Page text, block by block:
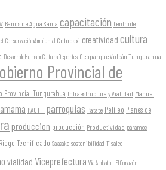
Baños de Agua Santa capacitación Centro de
ConservaciónAmbiental Cotopaxi creatividad cultura
DesarrolloHumanoCulturaDeportes Geoparque Volcán Tungurahua
Provincial de
Provincial Tungurahua Infraestructura y Vialidad Manuel
PACT II parroquias Patate Pelileo Planes de
produccion producción Productividad páramos
Riego Tecnificado Salasaka sostenibilidad Tisaleo
vialidad Viceprefectura Vía Ambato - El Corazón